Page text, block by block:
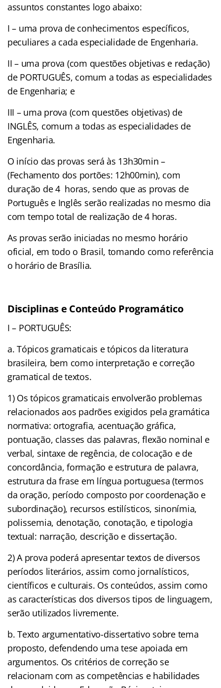
assuntos constantes logo abaixo:
I – uma prova de conhecimentos específicos,
peculiares a cada especialidade de Engenharia.
II – uma prova (com questões objetivas e redação)
de PORTUGUÊS, comum a todas as especialidades
de Engenharia; e
III – uma prova (com questões objetivas) de
INGLÊS, comum a todas as especialidades de
Engenharia.
O início das provas será às 13h30min –
(Fechamento dos portões: 12h00min), com
duração de 4 horas, sendo que as provas de
Português e Inglês serão realizadas no mesmo dia
com tempo total de realização de 4 horas.
As provas serão iniciadas no mesmo horário
oficial, em todo o Brasil, tomando como referência
o horário de Brasília.
Disciplinas e Conteúdo Programático
I – PORTUGUÊS:
a. Tópicos gramaticais e tópicos da literatura
brasileira, bem como interpretação e correção
gramatical de textos.
1) Os tópicos gramaticais envolverão problemas
relacionados aos padrões exigidos pela gramática
normativa: ortografia, acentuação gráfica,
pontuação, classes das palavras, flexão nominal e
verbal, sintaxe de regência, de colocação e de
concordância, formação e estrutura de palavra,
estrutura da frase em língua portuguesa (termos
da oração, período composto por coordenação e
subordinação), recursos estilísticos, sinonímia,
polissemia, denotação, conotação, e tipologia
textual: narração, descrição e dissertação.
2) A prova poderá apresentar textos de diversos
períodos literários, assim como jornalísticos,
científicos e culturais. Os conteúdos, assim como
as características dos diversos tipos de linguagem,
serão utilizados livremente.
b. Texto argumentativo-dissertativo sobre tema
proposto, defendendo uma tese apoiada em
argumentos. Os critérios de correção se
relacionam com as competências e habilidades